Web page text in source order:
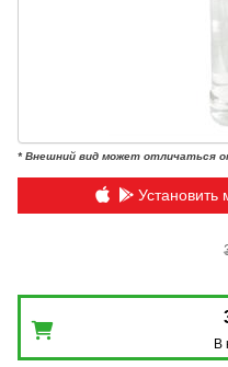
* Внешний вид может отличаться
В